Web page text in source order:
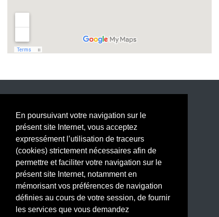
En poursuivant votre navigation sur le
présent site Internet, vous acceptez
expressément l’utilisation de traceurs
(cookies) strictement nécessaires afin de
permettre et faciliter votre navigation sur le
présent site Internet, notamment en
mémorisant vos préférences de navigation
définies au cours de votre session, de fournir
les services que vous demandez
Politique de données personnelles
Mentions légales
Nous suivre